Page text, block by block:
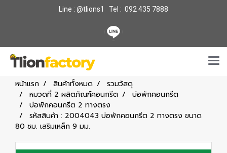
Line : @tlions1 Tel : 092 435 7888
หน้าแรก สินค้าทั้งหมด
รวมวัสดุ
หมวดที่ 2 ผลิตภัณฑ์คอนกรีต
บ่อพักคอนกรีต
บ่อพักคอนกรีต 2 ทางตรง
รหัสสินค้า : 2004043 บ่อพักคอนกรีต 2 ทางตรง ขนาด
80 ซม. เสริมเหล็ก 9 มม.